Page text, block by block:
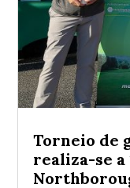
Torneio de
realiza-se a